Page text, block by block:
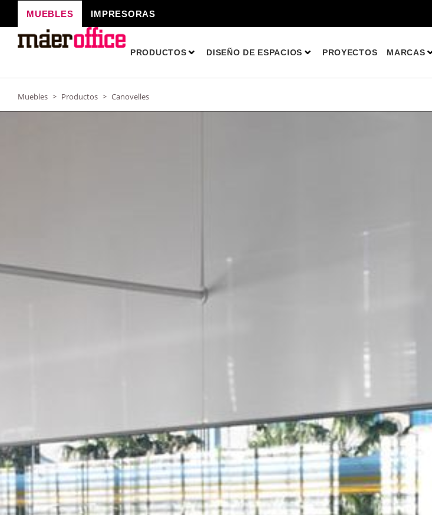
al
contenido
MUEBLES IMPRESORAS
PRODUCTOS DISEÑO DE ESPACIOS PROYECTOS MARCAS
Muebles > Productos > Canovelles